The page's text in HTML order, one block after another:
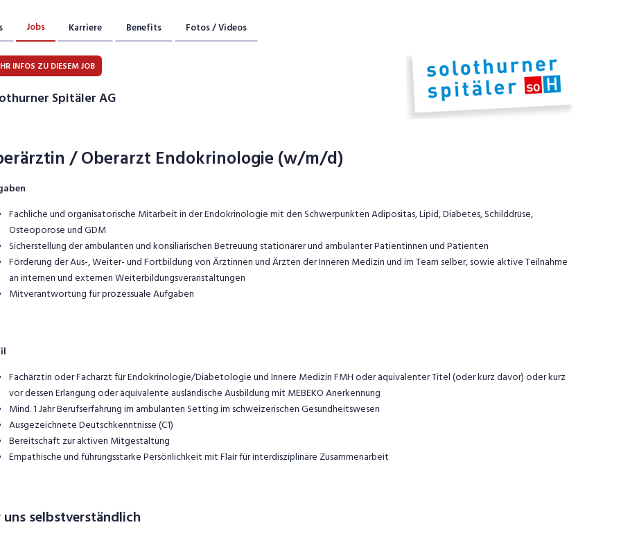
Jobs Karriere Benefits Fotos / Videos
INFOS ZU DIESEM JOB
Spitäler AG
/ Oberarzt Endokrinologie (w/m/d)
Fachliche und organisatorische Mitarbeit in der Endokrinologie mit den Schwerpunkten Adipositas, Lipid, Diabetes, Schilddrüse,
Osteoporose und GDM
Sicherstellung der ambulanten und konsiliarischen Betreuung stationärer und ambulanter Patientinnen und Patienten
Förderung der Aus-, Weiter- und Fortbildung von Ärztinnen und Ärzten der Inneren Medizin und im Team selber, sowie aktive Teilnahme
an internen und externen Weiterbildungsveranstaltungen
Mitverantwortung für prozessuale Aufgaben
Fachärztin oder Facharzt für Endokrinologie/Diabetologie und Innere Medizin FMH oder äquivalenter Titel (oder kurz davor) oder kurz
vor dessen Erlangung oder äquivalente ausländische Ausbildung mit MEBEKO Anerkennung
Mind. 1 Jahr Berufserfahrung im ambulanten Setting im schweizerischen Gesundheitswesen
Ausgezeichnete Deutschkenntnisse (C1)
Bereitschaft zur aktiven Mitgestaltung
Empathische und führungsstarke Persönlichkeit mit Flair für interdisziplinäre Zusammenarbeit
uns selbstverständlich